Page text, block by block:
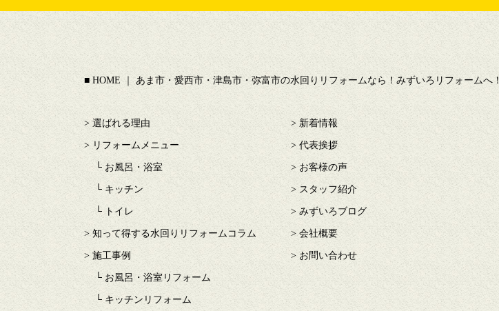
HOME ｜ あま市・愛西市・津島市・弥富市の水回りリフォームなら！みずいろリフォームへ！
選ばれる理由
リフォームメニュー
お風呂・浴室
キッチン
トイレ
知って得する水回りリフォームコラム
施工事例
お風呂・浴室リフォーム
キッチンリフォーム
新着情報
代表挨拶
お客様の声
スタッフ紹介
みずいろブログ
会社概要
お問い合わせ